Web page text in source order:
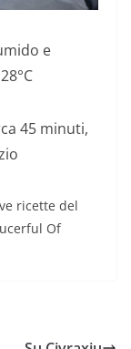
e
45 minuti,
ricette del
Of